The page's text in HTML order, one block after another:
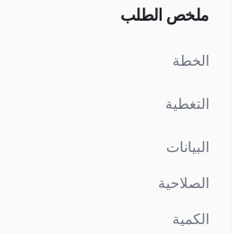
ملخص الطلب
الخطة
التغطية
البيانات
الصلاحية
الكمية